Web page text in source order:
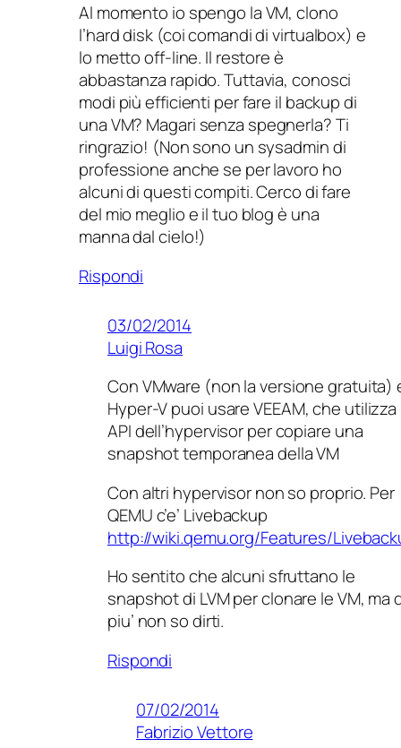
Al momento io spengo la VM, clono
l’hard disk (coi comandi di virtualbox) e
lo metto off-line. Il restore è
abbastanza rapido. Tuttavia, conosci
modi più efficienti per fare il backup di
una VM? Magari senza spegnerla? Ti
ringrazio! (Non sono un sysadmin di
professione anche se per lavoro ho
alcuni di questi compiti. Cerco di fare
del mio meglio e il tuo blog è una
manna dal cielo!)
Rispondi
03/02/2014
Luigi Rosa
Con VMware (non la versione gratuita)
Hyper-V puoi usare VEEAM, che utilizza
API dell’hypervisor per copiare una
snapshot temporanea della VM
Con altri hypervisor non so proprio. Per
QEMU c’e’ Livebackup
http://wiki.qemu.org/Features/
Ho sentito che alcuni sfruttano le
snapshot di LVM per clonare le VM, ma
piu’ non so dirti.
Rispondi
07/02/2014
Fabrizio Vettore